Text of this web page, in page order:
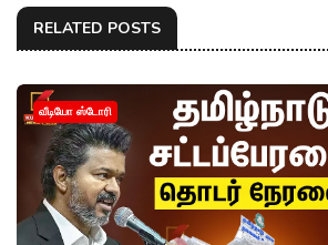
RELATED POSTS
வீடியோ ஸ்டோரி